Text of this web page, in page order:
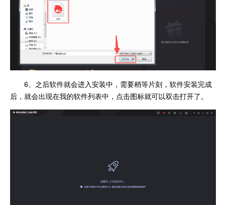
6、之后软件就会进入安装中，需要稍等片刻，软件安装完成
后，就会出现在我的软件列表中，点击图标就可以双击打开了。